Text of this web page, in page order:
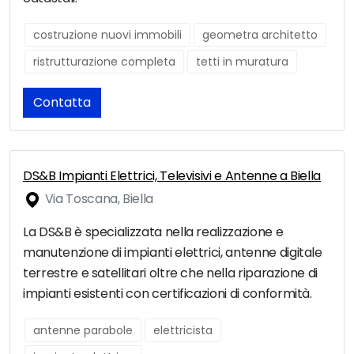
costruzione nuovi immobili
geometra architetto
ristrutturazione completa
tetti in muratura
Contatta
DS&B Impianti Elettrici, Televisivi e Antenne a Biella
Via Toscana, Biella
La DS&B è specializzata nella realizzazione e
manutenzione di impianti elettrici, antenne digitale
terrestre e satellitari oltre che nella riparazione di
impianti esistenti con certificazioni di conformità.
antenne parabole
elettricista